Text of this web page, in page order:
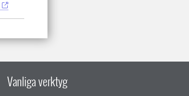
Vanliga verktyg